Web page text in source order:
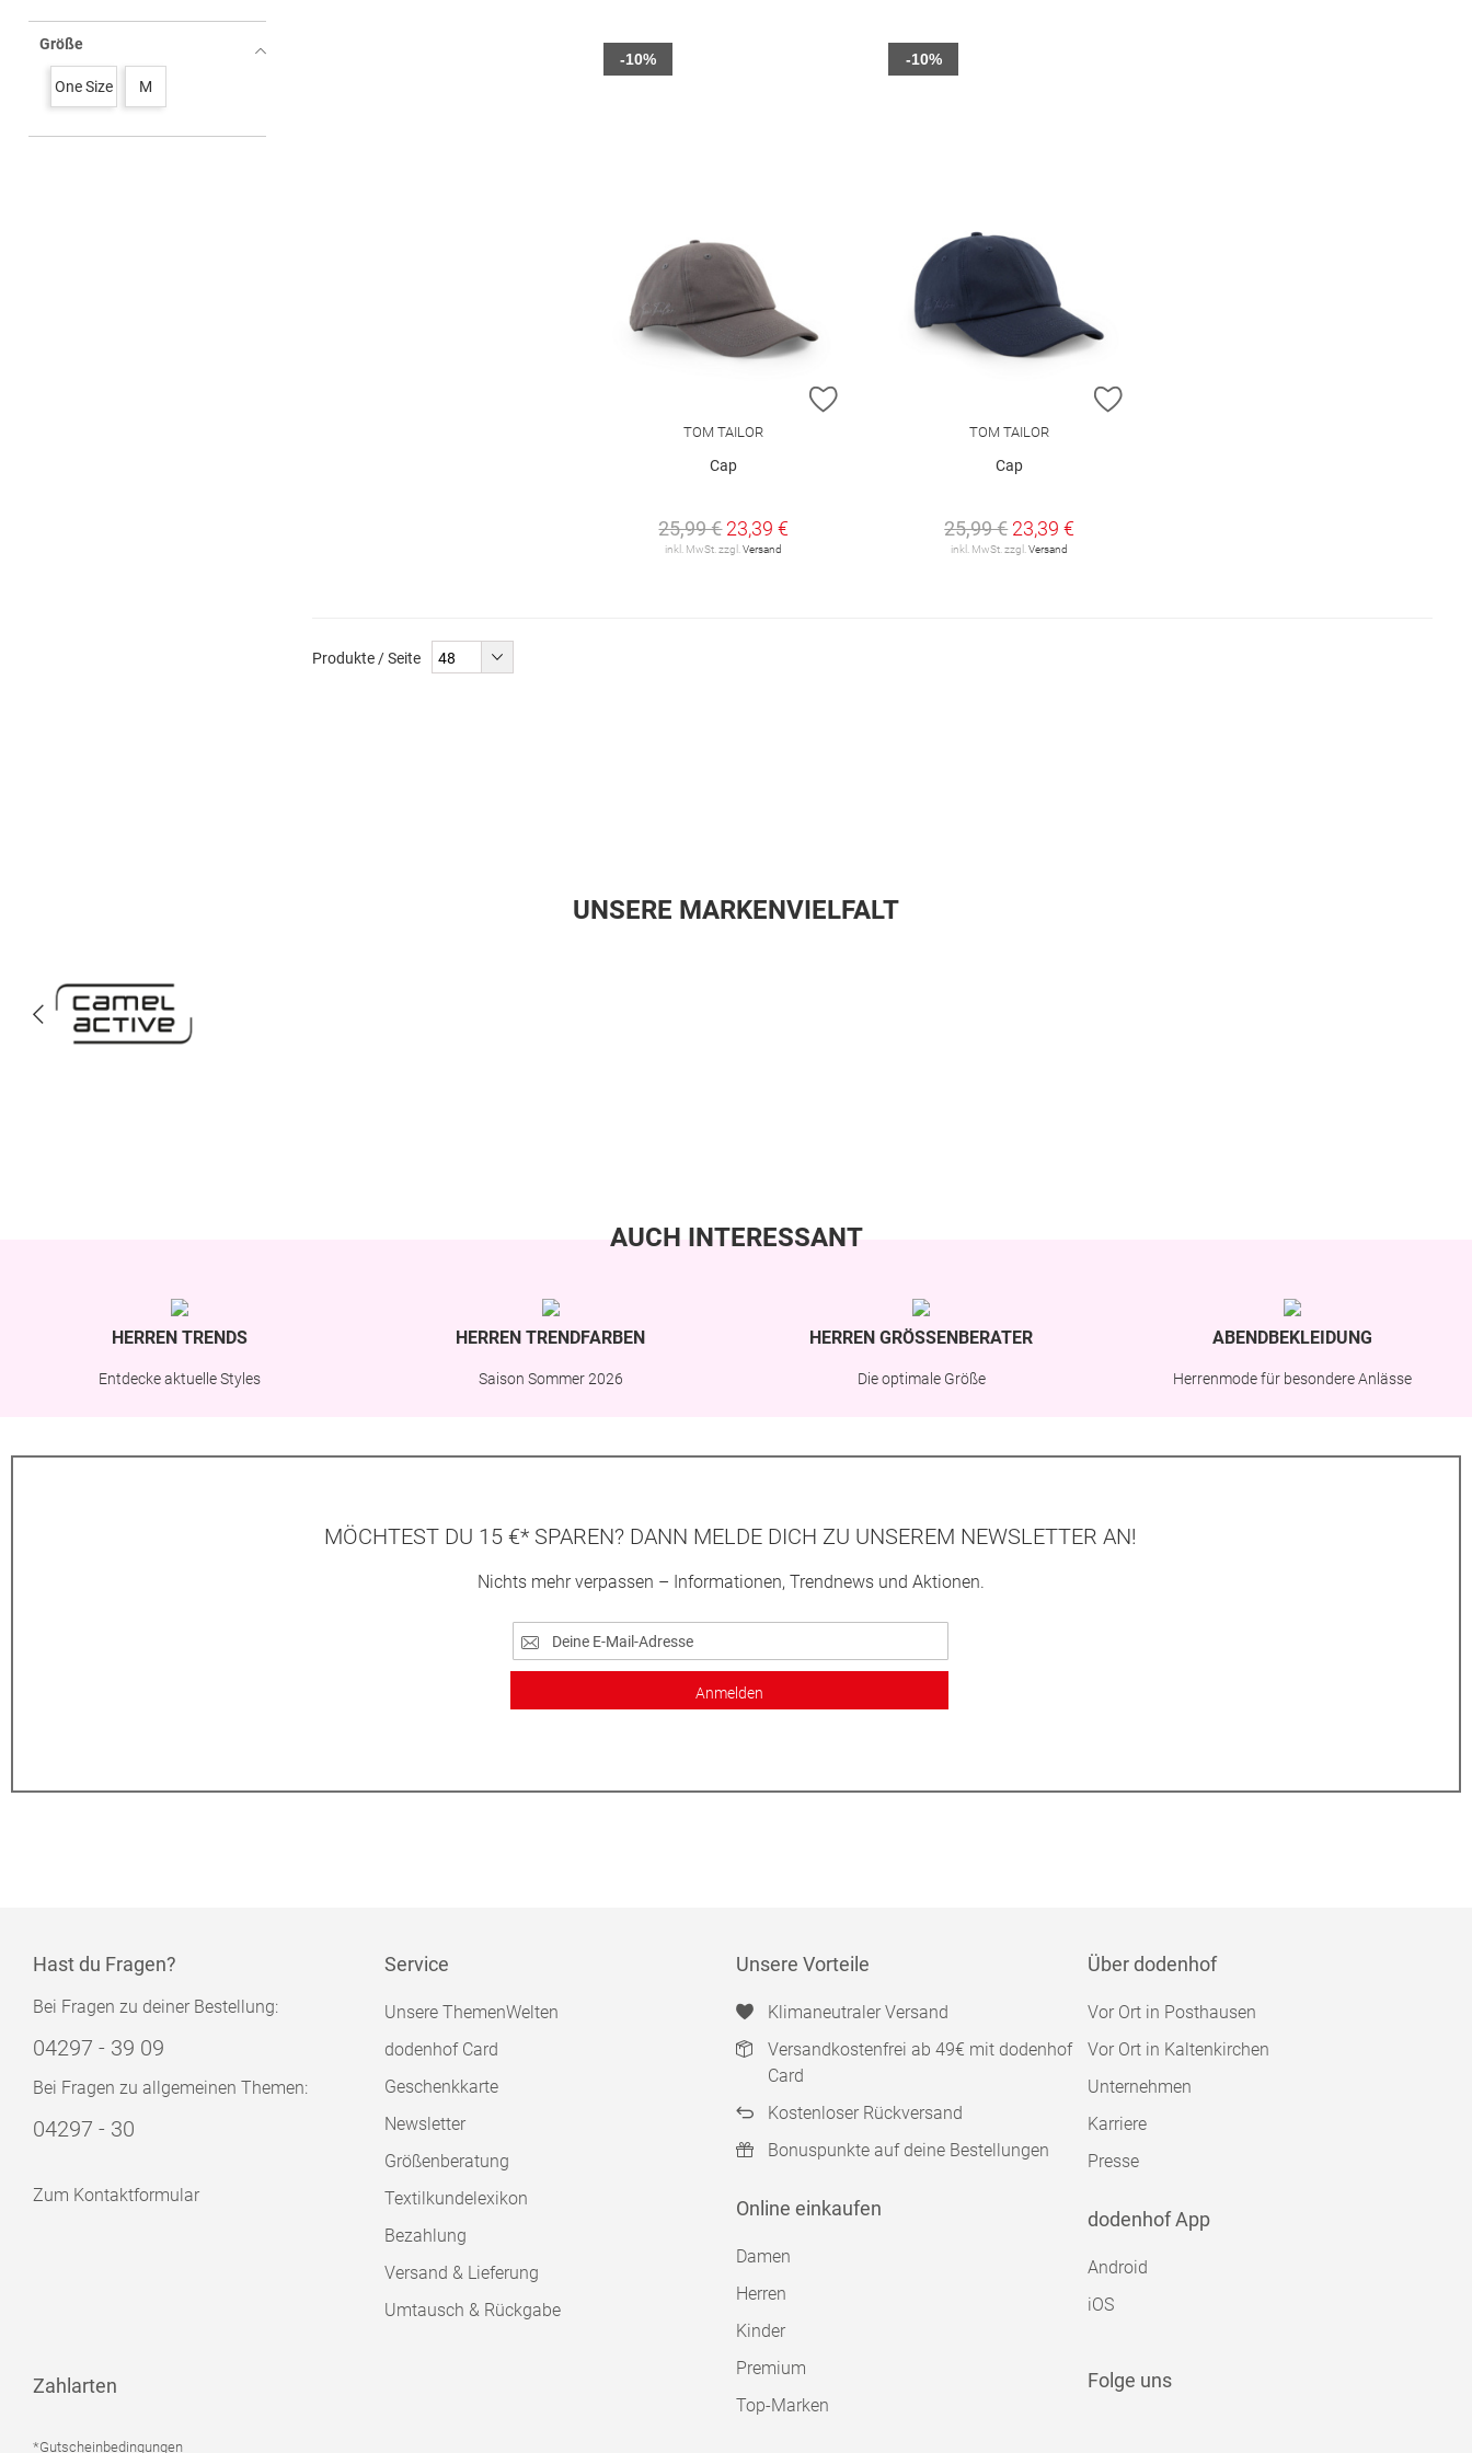
Größe
One Size M
ZUR WUNSCHLISTE HINZUFÜGEN
TOM TAILOR
Cap
25,99 € 23,39 €
inkl. MwSt. zzgl.Versand
-10%
TOM TAILOR
Cap
25,99 € 23,39 €
inkl. MwSt. zzgl.Versand
-10%
Produkte / Seite
UNSERE MARKENVIELFALT
AUCH INTERESSANT
HERREN TRENDS
Entdecke aktuelle Styles
HERREN TRENDFARBEN
Saison Sommer 2026
HERREN GRÖSSENBERATER
Die optimale Größe
ABENDBEKLEIDUNG
Herrenmode für besondere Anlässe
MÖCHTEST DU 15 €* SPAREN? DANN MELDE DICH ZU UNSEREM NEWSLETTER AN!
Nichts mehr verpassen – Informationen, Trendnews und Aktionen.
Anmelden
Hast du Fragen?
Bei Fragen zu deiner Bestellung:
04297 - 39 09
Bei Fragen zu allgemeinen Themen:
04297 - 30
Zum Kontaktformular
Service
Unsere ThemenWelten
dodenhof Card
Geschenkkarte
Newsletter
Größenberatung
Textilkundelexikon
Bezahlung
Versand & Lieferung
Umtausch & Rückgabe
Unsere Vorteile
Klimaneutraler Versand
Versandkostenfrei ab 49€ mit dodenhof
Card
Kostenloser Rückversand
Bonuspunkte auf deine Bestellungen
Online einkaufen
Damen
Herren
Kinder
Premium
Top-Marken
Über dodenhof
Vor Ort in Posthausen
Vor Ort in Kaltenkirchen
Unternehmen
Karriere
Presse
dodenhof App
Android
iOS
Zahlarten
*Gutscheinbedingungen
Folge uns